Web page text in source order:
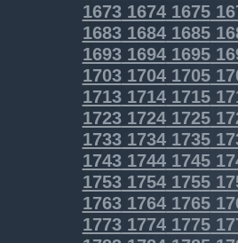
167316741675
168316841685
169316941695
170317041705
171317141715
172317241725
173317341735
174317441745
175317541755
176317641765
177317741775